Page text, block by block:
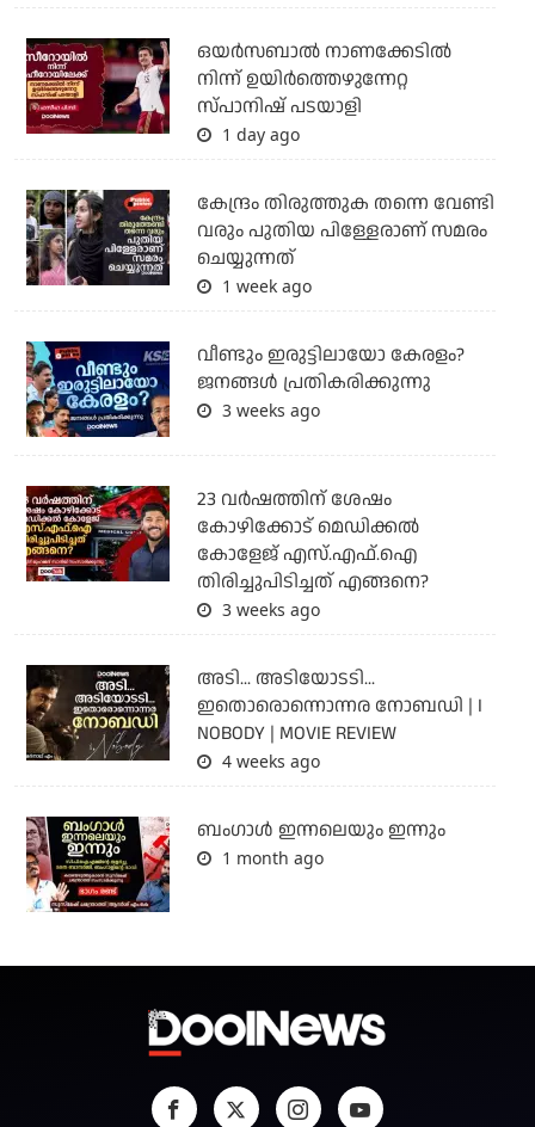
ഒയര്‍സബാൽ നാണക്കേടിൽ
നിന്ന് ഉയിർത്തെഴുന്നേറ്റ
സ്പാനിഷ് പടയാളി
1 day ago
കേന്ദ്രം തിരുത്തുക തന്നെ വേണ്ടി
വരും പുതിയ പിള്ളേരാണ് സമരം
ചെയ്യുന്നത്
1 week ago
വീണ്ടും ഇരുട്ടിലായോ കേരളം?
ജനങ്ങൾ പ്രതികരിക്കുന്നു
3 weeks ago
23 വർഷത്തിന് ശേഷം
കോഴിക്കോട് മെഡിക്കൽ
കോളേജ് എസ്.എഫ്.ഐ
തിരിച്ചുപിടിച്ചത് എങ്ങനെ?
3 weeks ago
അടി... അടിയോടടി...
ഇതൊരൊന്നൊന്നര നോബഡി | I
NOBODY | MOVIE REVIEW
4 weeks ago
ബംഗാള്‍ ഇന്നലെയും ഇന്നും
1 month ago